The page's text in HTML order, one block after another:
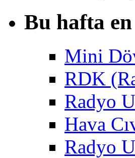
Bu hafta
Mini
RDK
Radyo
Hava
Radyo